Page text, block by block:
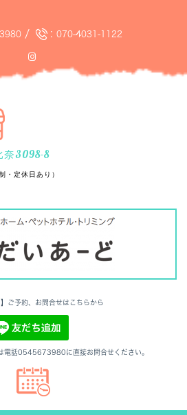
/ : 070-4031-1122
奈3098-8
定休日あり）
】ご予約、お問合せはこちらから
電話0545673980に直接お問合せください。